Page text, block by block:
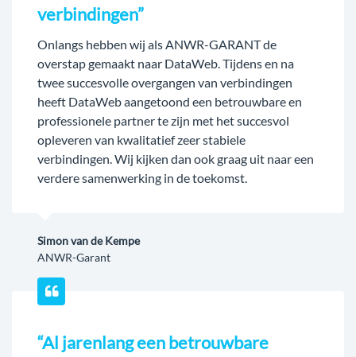
verbindingen”
Onlangs hebben wij als ANWR-GARANT de
overstap gemaakt naar DataWeb. Tijdens en na
twee succesvolle overgangen van verbindingen
heeft DataWeb aangetoond een betrouwbare en
professionele partner te zijn met het succesvol
opleveren van kwalitatief zeer stabiele
verbindingen. Wij kijken dan ook graag uit naar een
verdere samenwerking in de toekomst.
Simon van de Kempe
ANWR-Garant
“Al jarenlang een betrouwbare